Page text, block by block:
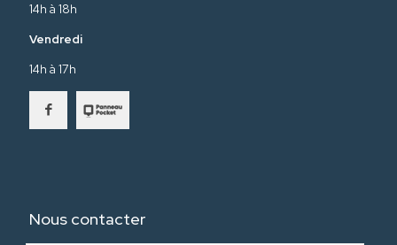
14h à 18h
Vendredi
14h à 17h
Nous contacter